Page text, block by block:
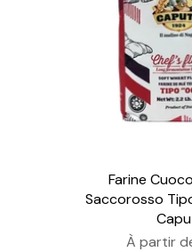
Farine
Saccorosso
À partir